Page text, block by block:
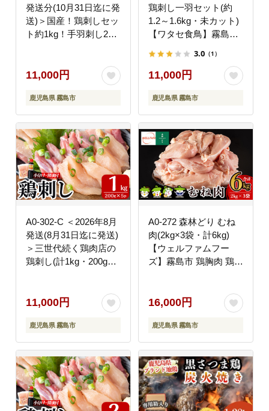
発送分(10月31日迄に発
送)＞国産！鶏刺しセッ
ト約1kg！手羽刺し2本
鳥刺し たたき 鶏肉 鳥
11,000円
鹿児島県 霧島市
鶏刺し一羽セット(約
1.2～1.6kg・未カット)
【ワタセ食鳥】霧島市
鶏肉 鳥肉
3.0 （1）
11,000円
鹿児島県 霧島市
A0-302-C ＜2026年8月
発送(8月31日迄に発送)
＞三世代続く鶏肉店の
鶏刺し(計1kg・200g×5
鳥刺し 鳥肉 鶏肉 モモ
ムネ もも肉 むね肉 胸
肉 タタキ 刺身 セット
真空パック 醤油付き お
11,000円
鹿児島県 霧島市
A0-272 森林どり むね
肉(2kg×3袋・計6kg)
【ウェルファムフー
ズ】霧島市 鶏胸肉 鶏ム
16,000円
鹿児島県 霧島市